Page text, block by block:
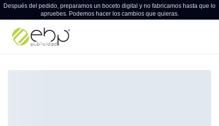
Después del pedido, preparamos un boceto digital y no fabricamos hasta que lo
apruebes. Podemos hacer los cambios que quieras.